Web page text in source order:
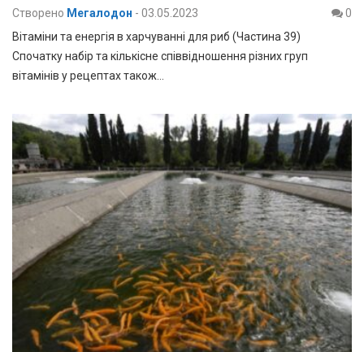
Створено Мегалодон - 03.05.2023
0
Вітаміни та енергія в харчуванні для риб (Частина 39)
Спочатку набір та кількісне співвідношення різних груп
вітамінів у рецептах також…